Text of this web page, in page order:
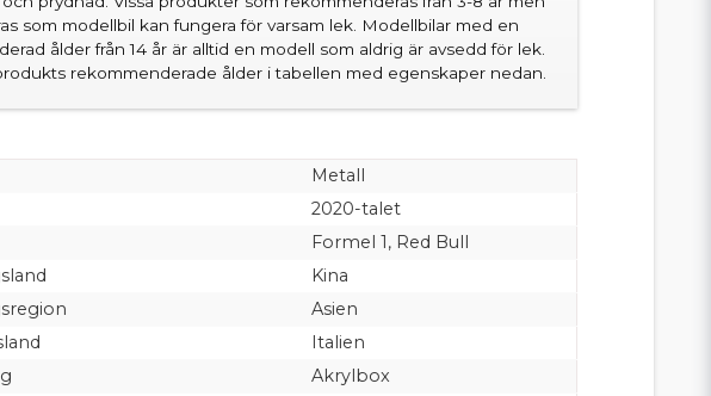
som modellbil kan fungera för varsam lek. Modellbilar med en
ålder från 14 år är alltid en modell som aldrig är avsedd för lek.
rekommenderade ålder i tabellen med egenskaper nedan.
Metall
2020-talet
Formel 1, Red Bull
Kina
Asien
Italien
Akrylbox